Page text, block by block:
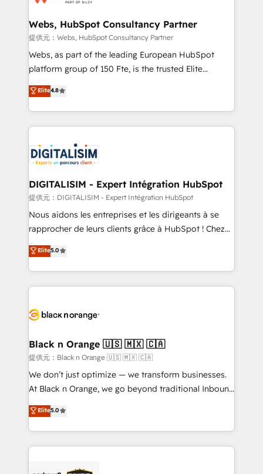
and build using HubSpot 🔌 Integrating HubSpot
with other systems 🎓 Training your teams to be
HubSpot pros 📊 Lead generation services using
HubSpot Why us? - SIX HubSpot Accreditations -
CRM, Solutions Architecture, Onboarding , Data
Migration, Custom Integration & Platform
team of 25+ experts Contact us today to help you
get more from your investment in HubSpot.
Webs, HubSpot Consultancy Partner
提供元：Webs, HubSpot Consultancy Partner
Webs, as part of the leading European HubSpot
platform group of 150 Fte, is the trusted Elite
HubSpot CRM Partner offering you a roadmap on
maximizing EBITDA and achieving Commercial
Excellence. With our targeted processes, we
strengthen your digital transformation and minimize
Implementation partner, we provide expertise to
drive your business forward. Since 2015 we are fully
dedicated to HubSpot and with an experienced
team (50+), we work with reputable companies in
B2B sectors such as manufacturing, SaaS and
business services. We prepare a customized
impact of your digital transformation, including a
detailed financial rationale with a focus on ROI and
embark on a transformational journey that sets your
business up for long-term success. Unlock your
business. If not now, when?
Elite4.8
DIGITALISIM - Expert Intégration HubSpot
提供元：DIGITALISIM - Expert Intégration HubSpot
Nous aidons les entreprises et les dirigeants à se
rapprocher de leurs clients grâce à HubSpot ! Chez
DIGITALISIM, nous avons l'intime conviction que la
réussite des entreprises passe par l’innovation web,
le marketing digital, et la relation client ! C'est
pourquoi, nos experts sont à la fois capables de
référencement, votre stratégie digitale et le pilotage
projet HubSpot avec DIGITALISIM : 🧽 Nettoyage,
migration et intégration des bases de données. 🚀
Développement des interfaces avec vos logiciels
métiers ⚙️ Configuration de la plateforme HubSpot
Book Process & Guidelines utilisateurs 🎓
Formations des utilisateurs
Elite5.0
Black n Orange 🇺🇸 🇲🇽 🇨🇦
提供元：Black n Orange 🇺🇸 🇲🇽 🇨🇦
We don’t just optimize — we transform businesses.
At Black n Orange, we go beyond traditional Inbound
Marketing with our exclusive methodologies:
BOOMS and BOOST. Together, they form a powerful
combination that has driven success for over 800
businesses worldwide. As Elite HubSpot Partners, we
Elite5.0